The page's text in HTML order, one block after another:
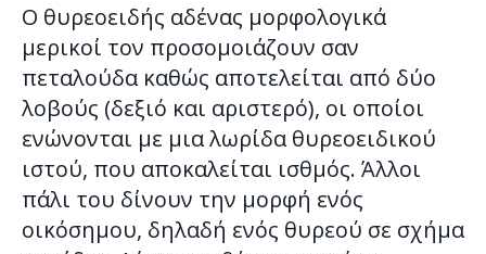
Ο θυρεοειδής αδένας μορφολογικά
μερικοί τον προσομοιάζουν σαν
πεταλούδα καθώς αποτελείται από δύο
λοβούς (δεξιό και αριστερό), οι οποίοι
ενώνονται με μια λωρίδα θυρεοειδικού
ιστού, που αποκαλείται ισθμός. Άλλοι
πάλι του δίνουν την μορφή ενός
οικόσημου, δηλαδή ενός θυρεού σε σχήμα